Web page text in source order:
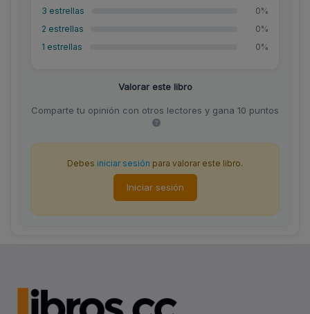
3 estrellas
0%
2 estrellas
0%
1 estrellas
0%
Valorar este libro
Comparte tu opinión con otros lectores y gana 10 puntos
Debes iniciar sesión para valorar este libro.
Iniciar sesión